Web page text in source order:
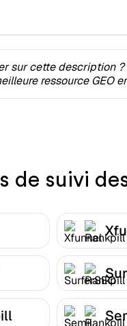
sur cette description ?
ressource GEO
de suivi